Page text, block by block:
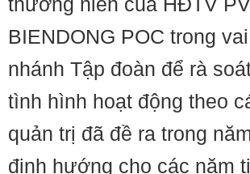
BIENDONG POC trong
nhánh Tập đoàn để rà
tình hình hoạt động theo
quản trị đã đề ra trong
định hướng cho các năm